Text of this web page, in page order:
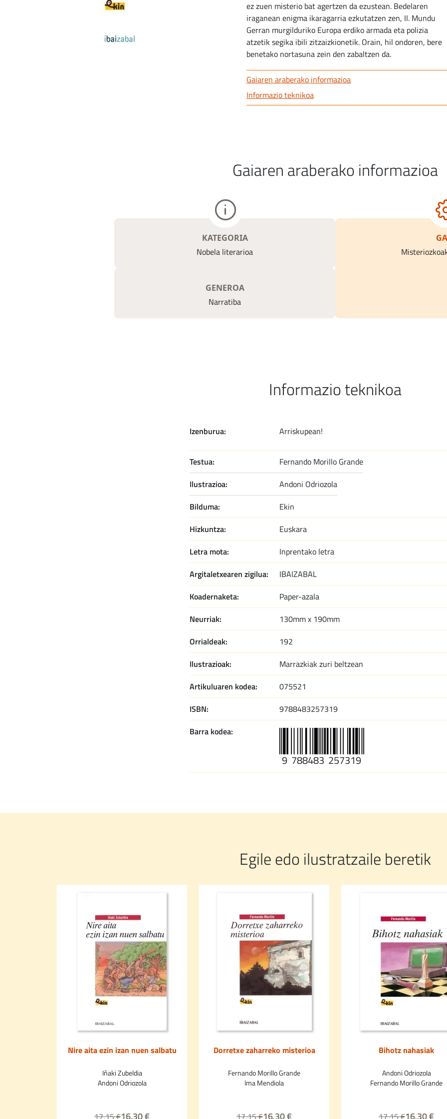
ez zuen misterio bat agertzen da ezustean. Bedelaren
iraganean enigma ikaragarria ezkutatzen zen, II. Mundu
Gerran murgilduriko Europa erdiko armada eta polizia
atzetik segika ibili zitzaizkionetik. Orain, hil ondoren, bere
benetako nortasuna zein den zabaltzen da.
Gaiaren araberako informazioa
Informazio teknikoa
Gaiaren araberako informazioa
KATEGORIA
Nobela literarioa
GENEROA
Narratiba
Informazio teknikoa
Izenburua Arriskupean!
Testua:
fernando morillo grande
Ilustrazioa:
andoni odriozola
Bilduma
Ekin
Hizkuntza
Euskara
Letra mota
Inprentako letra
Argitaletxearen zigilua
IBAIZABAL
Koadernaketa
Paper-azala
Neurriak
130mm x 190mm
Orrialdeak
192
Ilustrazioak
Marrazkiak zuri beltzean
Artikuluaren kodea
075521
ISBN
9788483257319
Barra kodea
9 788483 257319
Egile edo ilustratzaile beretik
Nire aita ezin izan nuen salbatu
Iñaki Zubeldia
Andoni Odriozola
17,15 €16,30 €
Dorretxe zaharreko misterioa
Fernando Morillo Grande
Ima Mendiola
17,15 €16,30 €
Bihotz nahasiak
Andoni Odriozola
Fernando Morillo Grande
17,15 €16,30 €